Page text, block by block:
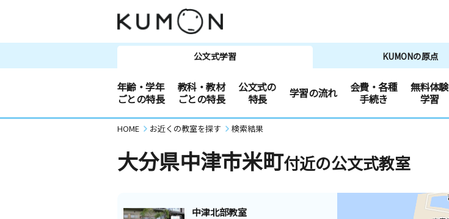
公文式学習 KUMONの原点
年齢・学年
ごとの特長
教科・教材
ごとの特長
公文式の
特長
学習の流れ
会費・各種
手続き
無料体験
学習
HOME お近くの教室を探す 検索結果
大分県中津市米町付近の公文式教室
中津北部教室